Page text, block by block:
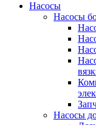
Насосы
Насосы
Насосы